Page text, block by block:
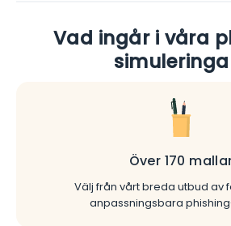
Vad ingår i våra
Över 170
Välj från vårt breda utbud av
anpassningsbara